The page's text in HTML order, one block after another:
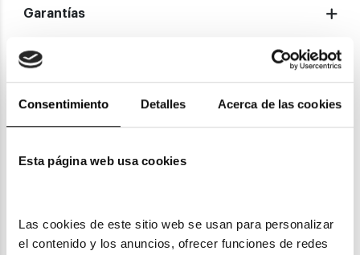
Consentimiento Detalles Acerca de las cookies
Esta página web usa cookies
Las cookies de este sitio web se usan para personalizar
el contenido y los anuncios, ofrecer funciones de redes
Garantías